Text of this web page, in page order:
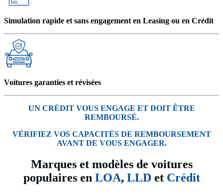
Simulation rapide et sans engagement en Leasing ou en Crédit
Voitures garanties et révisées
UN CRÉDIT VOUS ENGAGE ET DOIT ÊTRE
REMBOURSÉ.
VÉRIFIEZ VOS CAPACITÉS DE REMBOURSEMENT
AVANT DE VOUS ENGAGER.
Marques et modèles de voitures
populaires en LOA, LLD et Crédit